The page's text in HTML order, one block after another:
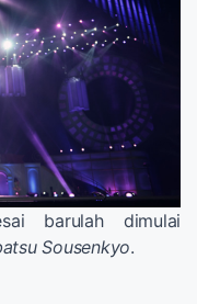
barulah dimulai
Sousenkyo.